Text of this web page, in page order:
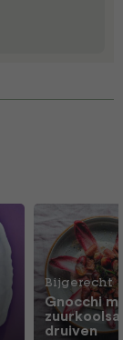
Bijgerecht
Gnocchi
druiven